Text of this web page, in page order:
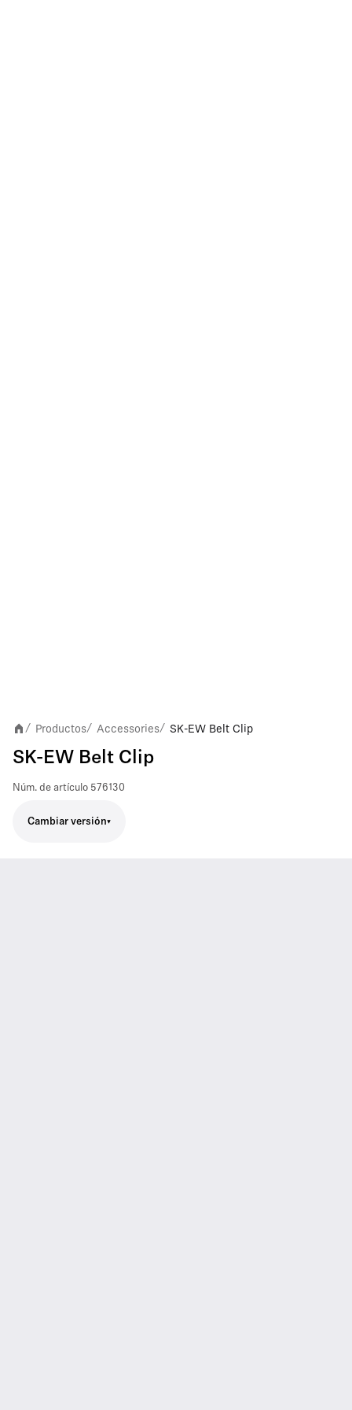
/ Productos/ Accessories/ SK-EW Belt Clip
SK-EW Belt Clip
Núm. de artículo 576130
Cambiar versión